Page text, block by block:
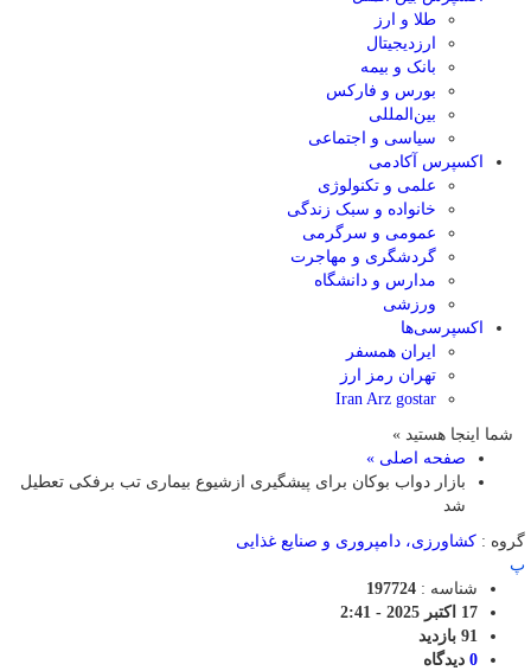
طلا و ارز
ارزدیجیتال
بانک و بیمه
بورس و فارکس
بین‌المللی
سیاسی و اجتماعی
اکسپرس آکادمی
علمی و تکنولوژی
خانواده و سبک زندگی
عمومی و سرگرمی
گردشگری و مهاجرت
مدارس و دانشگاه
ورزشی
اکسپرسی‌ها
ایران همسفر
تهران رمز ارز
Iran Arz gostar
شما اینجا هستید »
صفحه اصلی »
بازار دواب بوکان برای پیشگیری ازشیوع بیماری تب برفکی تعطیل
شد
گروه : کشاورزی، دامپروری و صنایع غذایی
پ
شناسه : 197724
17 اکتبر 2025 - 2:41
91 بازدید
0 دیدگاه